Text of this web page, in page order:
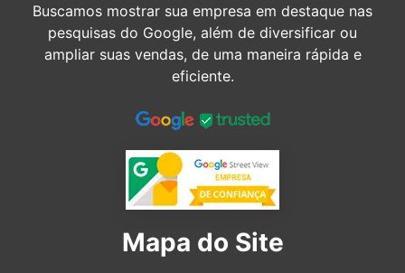
Buscamos mostrar sua empresa em destaque nas
pesquisas do Google, além de diversificar ou
ampliar suas vendas, de uma maneira rápida e
eficiente.
Mapa do Site